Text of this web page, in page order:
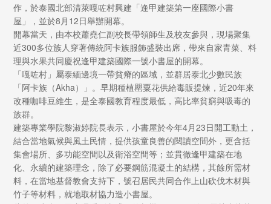
作，於泰國北部清萊嘎咗村興建「逢甲建築第一座國際小書
屋」，並於8月12日舉辦開幕。
開幕當天，由本校蕭堯仁副校長帶領師生及校友參與，現場聚集
近300多位族人穿著傳統阿卡族服飾盛裝出席，帶來自家青菜、料
理與水果共同慶祝逢甲建築國際一號小書屋的開幕。
「嘎咗村」屬泰緬邊境一帶貧瘠的區域，並群居泰北少數民族
「阿卡族（Akha）」。早期種植罌粟花供給毒販提煉，近20年來
改種咖啡豆維生，是全泰國教育程度最低，高比率貧窮與吸毒的
族群。
建築專業學院黎淑婷院長表示，小書屋於今年4月23日開工動土，
結合當地氣候與風土民情，提供孩童良善的閱讀空間外，更含括
集會場所、多功能空間以及衛浴空間等；並貫徹逢甲建築在地
化、永續的建築理念，除了必要鋼筋混凝土的結構，其餘所需材
料，在當地基督教會支持下，號召居民共同合作上山砍伐木材與
竹子等材料，就地取材協力造小書屋。